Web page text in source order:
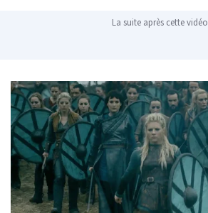
La suite après cette vidéo